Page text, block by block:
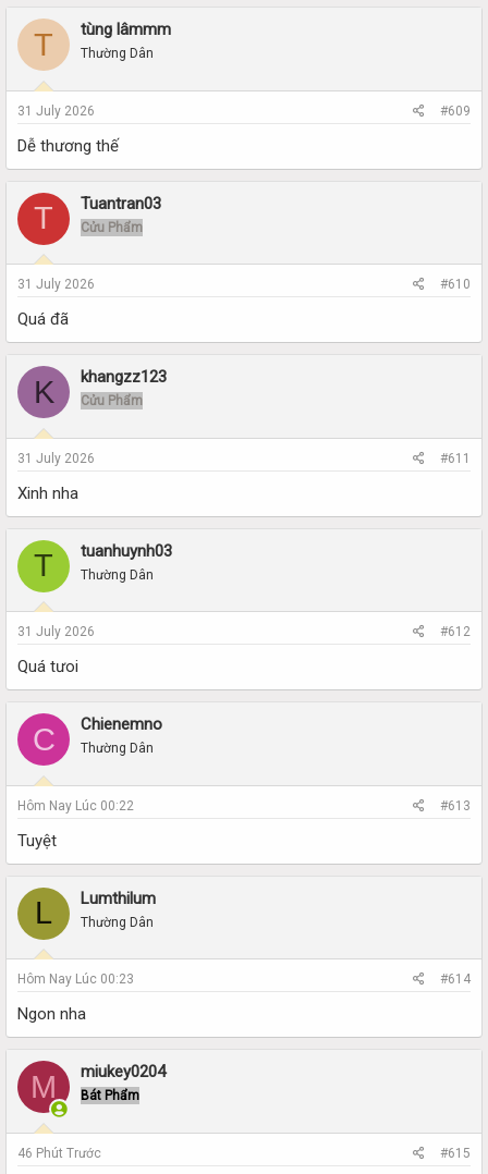
T tùng lâmmm
Thường Dân
31 July 2026 #609
Dễ thương thế
T Tuantran03
Cửu Phẩm
31 July 2026 #610
Quá đã
K khangzz123
Cửu Phẩm
31 July 2026 #611
Xinh nha
T tuanhuynh03
Thường Dân
31 July 2026 #612
Quá tưoi
C Chienemno
Thường Dân
Hôm Nay Lúc 00:22 #613
Tuyệt
L Lumthilum
Thường Dân
Hôm Nay Lúc 00:23 #614
Ngon nha
M miukey0204
Bát Phẩm
46 Phút Trước #615